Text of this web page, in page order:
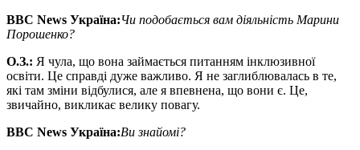
BBC News Україна:Чи подобається вам діяльність Марини
Порошенко?
О.З.: Я чула, що вона займається питанням інклюзивної
освіти. Це справді дуже важливо. Я не заглиблювалась в те,
які там зміни відбулися, але я впевнена, що вони є. Це,
звичайно, викликає велику повагу.
BBC News Україна:Ви знайомі?